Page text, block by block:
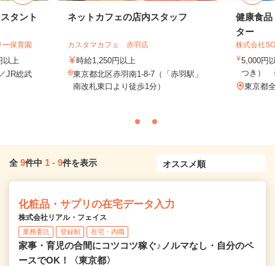
タント
保育園
以上
JR総武
ネットカフェの店内スタッフ
カスタマカフェ 赤羽店
時給1,250円以上
東京都北区赤羽南1-8-7（「赤羽駅」
南改札東口より徒歩1分）
健康食品
ター
株式会社
5,000円
つき）
東京都
全 9件中 1 - 9件を表示
化粧品・サプリの在宅データ入力
株式会社リアル・フェイス
業務委託 登録制 在宅・内職
家事・育児の合間にコツコツ稼ぐ♪ノルマなし・自分のペ
ースでOK！〈東京都〉